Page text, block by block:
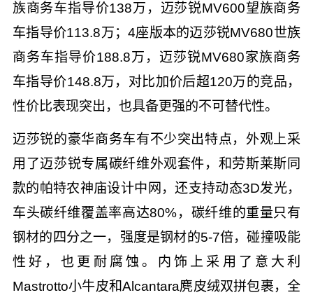
族商务车指导价138万，迈莎锐MV600望族商务
车指导价113.8万；4座版本的迈莎锐MV680世族
商务车指导价188.8万，迈莎锐MV680家族商务
车指导价148.8万，对比加价后超120万的竞品，
性价比表现突出，也具备更强的不可替代性。
迈莎锐的豪华商务车有不少突出特点，外观上采
用了迈莎锐专属碳纤维外观套件，和劳斯莱斯同
款的帕特农神庙设计中网，还支持动态3D发光，
车头碳纤维覆盖率高达80%，碳纤维的重量只有
钢材的四分之一，强度是钢材的5-7倍，碰撞吸能
性好，也更耐腐蚀。内饰上采用了意大利
Mastrotto小牛皮和Alcantara麂皮绒双拼包裹，全